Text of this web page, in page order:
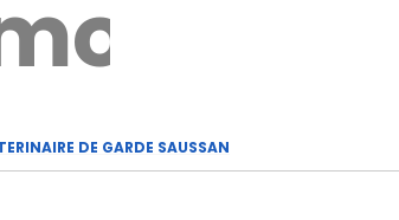
DE GARDE SAUSSAN